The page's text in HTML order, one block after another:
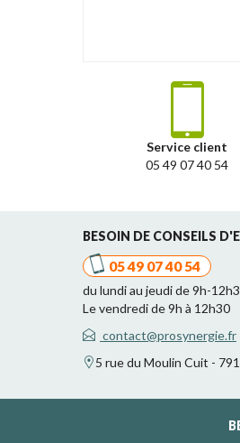
Service client
05 49 07 40 54
BESOIN DE CONSEILS
05 49 07 40 54
du lundi au jeudi de 9h-
Le vendredi de 9h à 12h30
contact@prosynergie.fr
5 rue du Moulin Cuit -